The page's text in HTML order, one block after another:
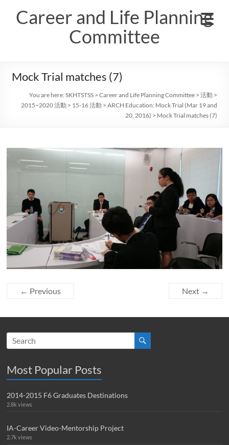
contentCareer and Life Planning
Committee
Mock Trial matches (7)
You are here:SKHTSTSS >Career and Life Planning Committee >活動 >
2015~2020 活動 > 15-16 活動 >ARCH Education: Mock Trial (Mar 19 and
20, 2016) > Mock Trial matches (7)
← Previous Next →
Most Popular Posts
2014-2015 F6 Graduates Destinations
2.8k views
IA-Career Video-Mentorship Project
2.7k views